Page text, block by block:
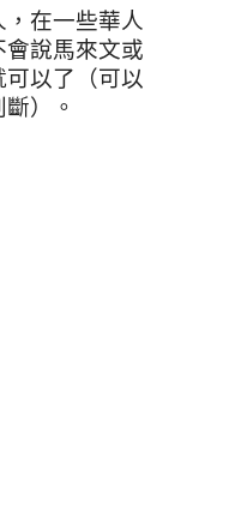
在一些華人
說馬來文或
以了（可以
）。